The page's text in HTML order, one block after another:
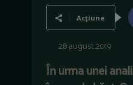
Acțiune
28 august 2019
În urma unei